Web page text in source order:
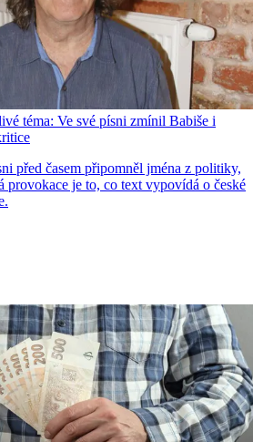
téma: Ve své písni zmínil Babiše i
před časem připomněl jména z politiky,
provokace je to, co text vypovídá o české